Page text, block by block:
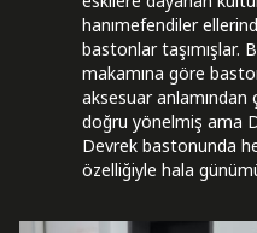
hanımefendiler
bastonlar taşımışlar.
makamına göre
aksesuar anlamından
doğru yönelmiş ama
Devrek bastonunda
özelliğiyle hala